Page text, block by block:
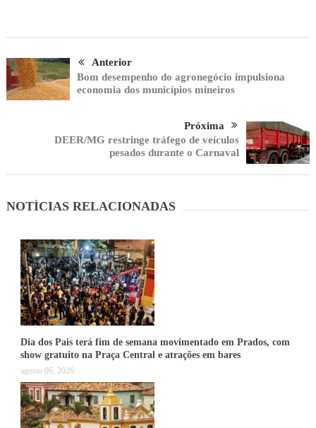
Anterior
Bom desempenho do agronegócio impulsiona
economia dos municípios mineiros
Próxima
DEER/MG restringe tráfego de veículos
pesados durante o Carnaval
NOTÍCIAS RELACIONADAS
Dia dos Pais terá fim de semana movimentado em Prados, com
show gratuito na Praça Central e atrações em bares
agosto 06, 2026